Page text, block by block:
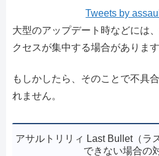
Tweets by
大型のアップデート時などには
クセスが集中する場合があります
もしかしたら、そのことで不具
れません。
アサルトリリィ Last Bullet（ラ
できない場合の